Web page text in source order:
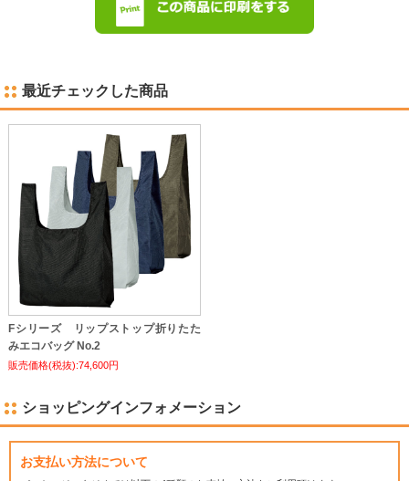
最近チェックした商品
Fシリーズ リップストップ折りたた
みエコバッグ No.2
販売価格(税抜):74,600円
ショッピングインフォメーション
お支払い方法について